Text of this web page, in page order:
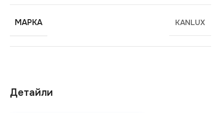
Детайли
МАРКА KANLUX